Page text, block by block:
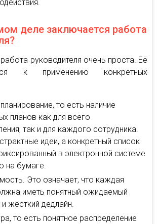
деле заключается работа
руководителя очень проста. Её
к применению конкретных
то есть наличие
планов как для всего
так и для каждого сотрудника.
идеи, а конкретный список
в электронной системе
на бумаге.
Это означает, что каждая
иметь понятный ожидаемый
и жесткий дедлайн.
то есть понятное распределение